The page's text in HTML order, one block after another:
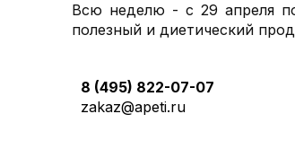
Всю неделю - с 29 апреля
полезный и диетический
8 (495) 822-07-07
zakaz@apeti.ru